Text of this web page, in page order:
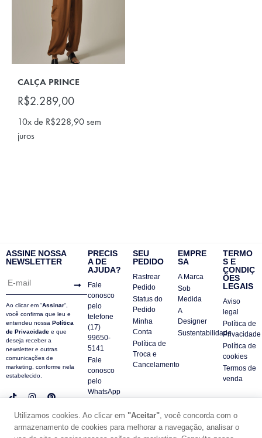
CALÇA PRINCE
R$2.289,00
10x de R$228,90 sem
juros
ASSINE NOSSA
NEWSLETTER
Ao clicar em “Assinar“,
você confirma que leu e
entendeu nossa Política
de Privacidade e que
deseja receber a
newsletter e outras
comunicações de
marketing, conforme nela
estabelecido.
PRECIS
A DE
AJUDA?
Fale
conosco
pelo
telefone
(17)
99650-
5141
Fale
conosco
pelo
WhatsApp
FAQ
SEU
PEDIDO
Rastrear
Pedido
Status do
Pedido
Minha
Conta
Política de
Troca e
Cancelamento
EMPRE
SA
A Marca
Sob
Medida
A
Designer
Sustentabilidade
TERMO
S E
CONDIÇ
ÕES
LEGAIS
Aviso
legal
Política de
Privacidade
Política de
cookies
Termos de
venda
Utilizamos cookies. Ao clicar em "Aceitar", você concorda com o
armazenamento de cookies para melhorar a navegação, analisar o